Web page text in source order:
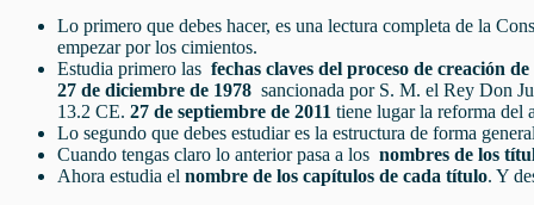
Lo primero que debes hacer, es una lectura completa de la
empezar por los cimientos.
Estudia primero las fechas claves del proceso de creación
27 de diciembre de 1978 sancionada por S. M. el Rey Don
13.2 CE. 27 de septiembre de 2011 tiene lugar la reforma del
Lo segundo que debes estudiar es la estructura de forma
Cuando tengas claro lo anterior pasa a los nombres de los
Ahora estudia el nombre de los capítulos de cada título. Y